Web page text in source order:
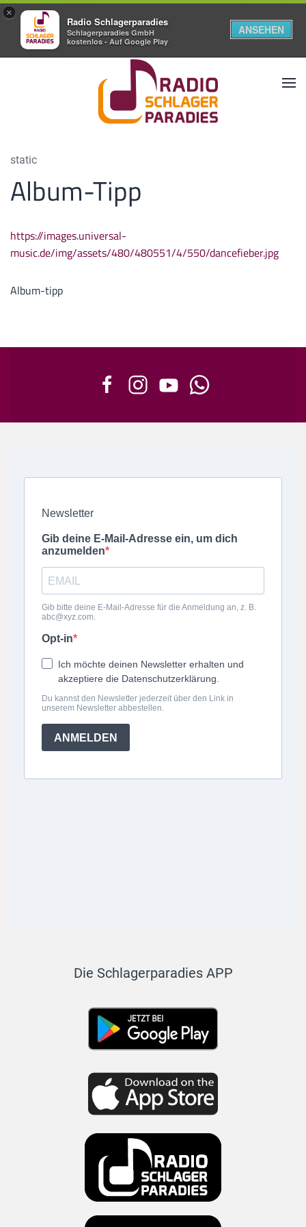
×
Radio Schlagerparadies
Schlagerparadies GmbH
kostenlos - Auf Google Play
ANSEHEN
static
Album-Tipp
https://images.universal-
music.de/img/assets/480/480551/4/550/dancefieber.jpg
Album-tipp
Die Schlagerparadies APP